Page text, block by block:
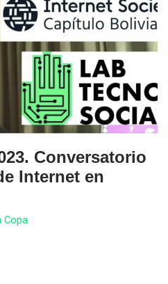
Conversatorio
Internet en
Copa